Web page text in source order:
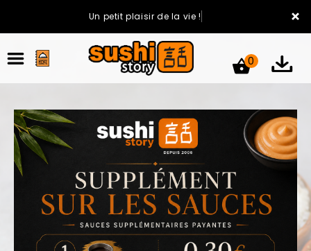
×
Un petit plaisir de la vie !
ACCUEIL
LA CARTE
0